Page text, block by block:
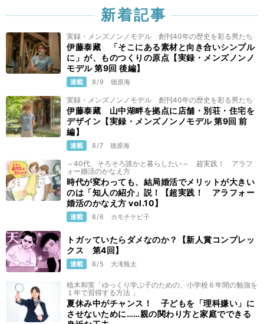
新着記事
実録・メンズノンノモデル 創刊40年の歴史を彩る男たち
伊藤泰藏 「そこにある素材と向き合いシンプル
に」が、ものつくりの原点【実録・メンズノンノ
モデル 第9回 後編】
連載 8/9 徳原海
実録・メンズノンノモデル 創刊40年の歴史を彩る男たち
伊藤泰藏 山中湖畔を拠点に店舗・別荘・住宅を
デザイン【実録・メンズノンノモデル 第9回 前
編】
連載 8/7 徳原海
～40代、そろそろ誰かと暮らしたい～ 超実践！ アラフ
ォー婚活のかなえ方
時代が変わっても、結局婚活でメリットが大きい
のは「知人の紹介」説！【超実践！ アラフォー
婚活のかなえ方 vol.10】
連載 8/6 カモチケビ子
トガッていたらダメなのか？【新人賞コンプレッ
クス 第4回】
連載 8/5 大滝瓶太
植木和実「ゆっくり学ぶ子のための、小学校６年間の勉強を
１年で習得する方法 」
夏休み中がチャンス！ 子どもを「理科嫌い」に
させないために……親の関わり方と家庭でできる